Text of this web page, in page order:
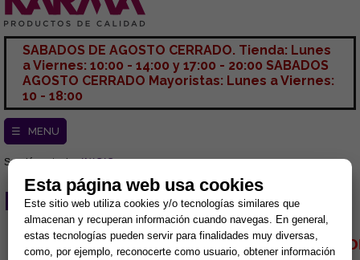
SABADOS DE AGOSTO CERRADO. Tienda: Lunes
a Viernes: 10:00 - 14:00 y 17:00 - 20:00 SABADOS
AGOSTO CERRADO Mayoristas: Lunes a Viernes:
10 - 18:00
☰ MENU
Sección actual: INICIO
PREDICCIONES
TU
Esta página web usa cookies
Este sitio web utiliza cookies y/o tecnologías similares que
almacenan y recuperan información cuando navegas. En general,
estas tecnologías pueden servir para finalidades muy diversas,
como, por ejemplo, reconocerte como usuario, obtener información